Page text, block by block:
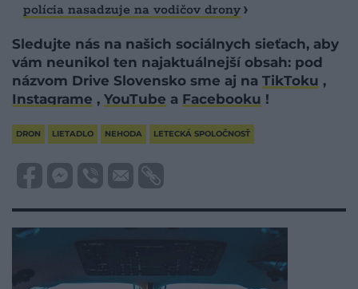
polícia nasadzuje na vodičov drony
Sledujte nás na našich sociálnych sieťach, aby
vám neunikol ten najaktuálnejší obsah: pod
názvom Drive Slovensko sme aj na TikToku ,
Instagrame , YouTube a Facebooku !
DRON LIETADLO NEHODA LETECKÁ SPOLOČNOSŤ